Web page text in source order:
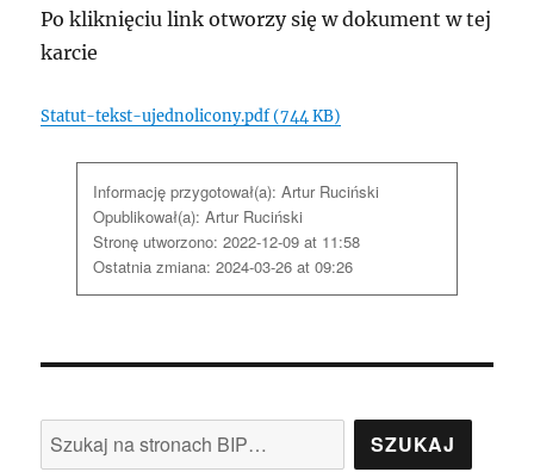
Po kliknięciu link otworzy się w dokument w tej
karcie
Statut-tekst-ujednolicony.pdf (744 KB)
Informację przygotował(a): Artur Ruciński
Opublikował(a): Artur Ruciński
Stronę utworzono: 2022-12-09 at 11:58
Ostatnia zmiana: 2024-03-26 at 09:26
Szukaj